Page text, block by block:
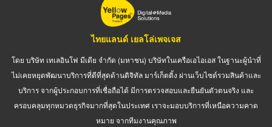
ไทยแลนด์ เยลโล่เพจเจส
โดย บริษัท เทเลอินโฟ มีเดีย จำกัด (มหาชน) บริษัทในเครือเอไอเอส ในฐานะผู้นำที่
ไม่เคยหยุดพัฒนาบริการที่ดีที่สุดด้านดิจิทัล มาร์เก็ตติ้ง ผ่านเว็บไซต์รวมสินค้าและ
บริการ จากผู้ประกอบการที่เชื่อถือได้ มีการตรวจสอบและยืนยันตัวตนจริง และ
ครอบคลุมทุกหมวดธุรกิจมากที่สุดในประเทศ เราจะมอบบริการที่เหนือความคาด
หมาย จากทีมงานคุณภาพ